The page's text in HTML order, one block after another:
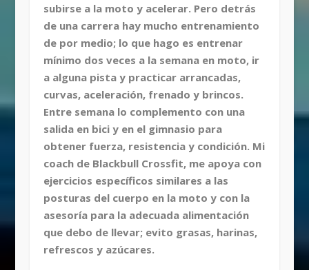
subirse a la moto y acelerar. Pero detrás
de una carrera hay mucho entrenamiento
de por medio; lo que hago es entrenar
mínimo dos veces a la semana en moto, ir
a alguna pista y practicar arrancadas,
curvas, aceleración, frenado y brincos.
Entre semana lo complemento con una
salida en bici y en el gimnasio para
obtener fuerza, resistencia y condición. Mi
coach de Blackbull Crossfit, me apoya con
ejercicios específicos similares a las
posturas del cuerpo en la moto y con la
asesoría para la adecuada alimentación
que debo de llevar; evito grasas, harinas,
refrescos y azúcares.